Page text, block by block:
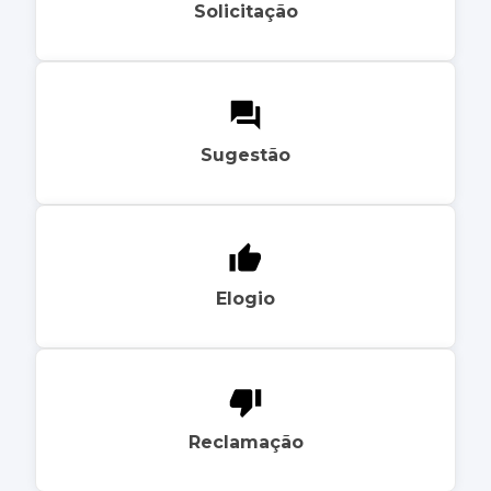
Solicitação
Sugestão
Elogio
Reclamação